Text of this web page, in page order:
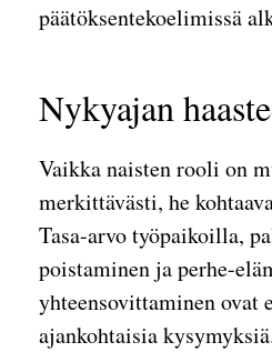
päätöksentekoelimissä
Nykyajan
Vaikka naisten rooli on
merkittävästi, he
Tasa-arvo työpaikoilla,
poistaminen ja perhe-
yhteensovittaminen ovat
ajankohtaisia